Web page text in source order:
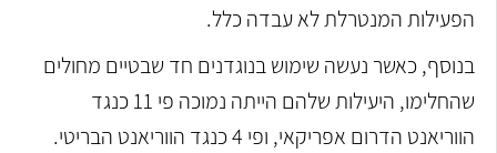
הפעילות המנטרלת לא עבדה כלל.
בנוסף, כאשר נעשה שימוש בנוגדנים חד שבטיים מחולים
שהחלימו, היעילות שלהם הייתה נמוכה פי 11 כנגד
הווריאנט הדרום אפריקאי, ופי 4 כנגד הווריאנט הבריטי.